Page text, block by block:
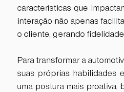
características que
interação não apenas
o cliente, gerando
Para transformar a
suas próprias habilidades
uma postura mais